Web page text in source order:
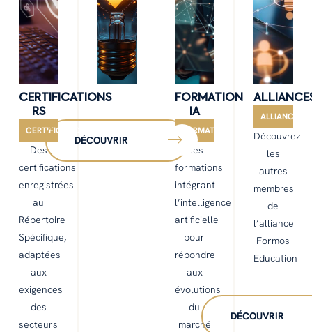
CERTIFICATIONS
RS
CERTIFICATION
Des
certifications
enregistrées
au
Répertoire
Spécifique,
adaptées
aux
exigences
des
secteurs
DÉCOUVRIR
FORMATION
IA
FORMATION
Des
formations
intégrant
l’intelligence
artificielle
pour
répondre
aux
évolutions
du
marché
ALLIANCES
Découvrez
les
autres
membres
de
l’alliance
Formos
Education
DÉCOUVRIR